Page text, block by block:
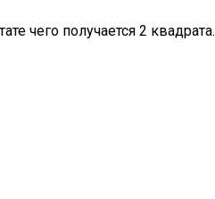
чего получается 2 квадрата.